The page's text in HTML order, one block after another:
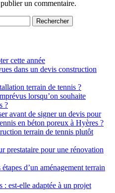
un commentaire.
cette année
dans un devis construction
terrain de tennis ?
lorsqu’on souhaite
?
avant de signer un devis pour
en béton poreux à Hyères ?
terrain de tennis plutôt
prestataire pour une rénovation
d’un aménagement terrain
: est-elle adaptée à un projet